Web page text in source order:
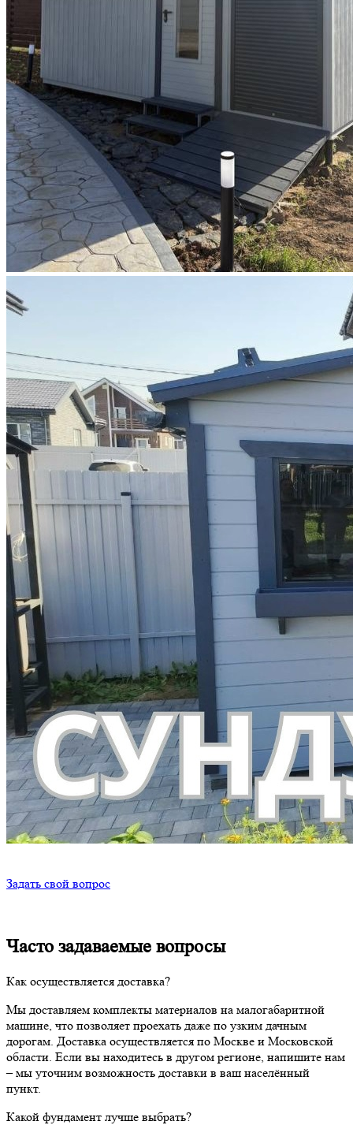
Задать свой вопрос
Часто задаваемые вопросы
Как осуществляется доставка?
Мы доставляем комплекты материалов на малогабаритной
машине, что позволяет проехать даже по узким дачным
дорогам. Доставка осуществляется по Москве и Московской
области. Если вы находитесь в другом регионе, напишите нам
– мы уточним возможность доставки в ваш населённый
пункт.
Какой фундамент лучше выбрать?